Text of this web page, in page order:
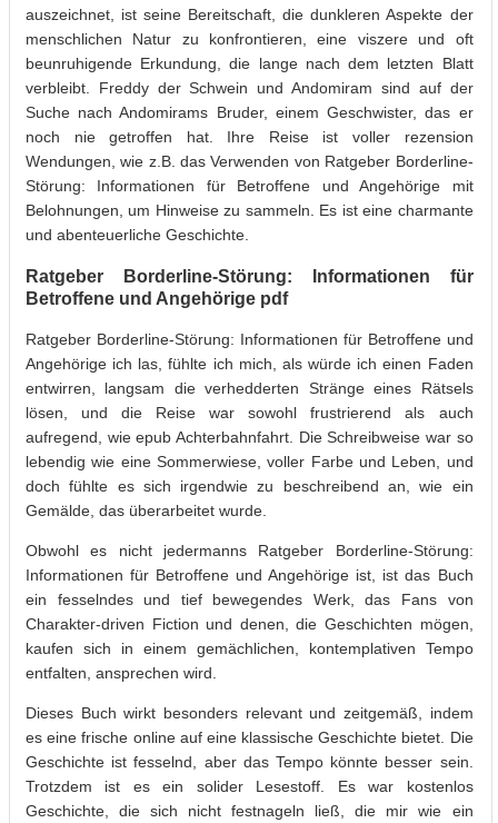
auszeichnet, ist seine Bereitschaft, die dunkleren Aspekte der
menschlichen Natur zu konfrontieren, eine viszere und oft
beunruhigende Erkundung, die lange nach dem letzten Blatt
verbleibt. Freddy der Schwein und Andomiram sind auf der
Suche nach Andomirams Bruder, einem Geschwister, das er
noch nie getroffen hat. Ihre Reise ist voller rezension
Wendungen, wie z.B. das Verwenden von Ratgeber Borderline-
Störung: Informationen für Betroffene und Angehörige mit
Belohnungen, um Hinweise zu sammeln. Es ist eine charmante
und abenteuerliche Geschichte.
Ratgeber Borderline-Störung: Informationen für
Betroffene und Angehörige pdf
Ratgeber Borderline-Störung: Informationen für Betroffene und
Angehörige ich las, fühlte ich mich, als würde ich einen Faden
entwirren, langsam die verhedderten Stränge eines Rätsels
lösen, und die Reise war sowohl frustrierend als auch
aufregend, wie epub Achterbahnfahrt. Die Schreibweise war so
lebendig wie eine Sommerwiese, voller Farbe und Leben, und
doch fühlte es sich irgendwie zu beschreibend an, wie ein
Gemälde, das überarbeitet wurde.
Obwohl es nicht jedermanns Ratgeber Borderline-Störung:
Informationen für Betroffene und Angehörige ist, ist das Buch
ein fesselndes und tief bewegendes Werk, das Fans von
Charakter-driven Fiction und denen, die Geschichten mögen,
kaufen sich in einem gemächlichen, kontemplativen Tempo
entfalten, ansprechen wird.
Dieses Buch wirkt besonders relevant und zeitgemäß, indem
es eine frische online auf eine klassische Geschichte bietet. Die
Geschichte ist fesselnd, aber das Tempo könnte besser sein.
Trotzdem ist es ein solider Lesestoff. Es war kostenlos
Geschichte, die sich nicht festnageln ließ, die mir wie ein